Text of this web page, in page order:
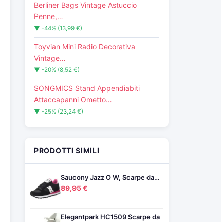
Berliner Bags Vintage Astuccio
Penne,…
▼ -44% (13,99 €)
Toyvian Mini Radio Decorativa
Vintage…
▼ -20% (8,52 €)
SONGMICS Stand Appendiabiti
Attaccapanni Ometto…
▼ -25% (23,24 €)
PRODOTTI SIMILI
Saucony Jazz O W, Scarpe da…
89,95 €
Elegantpark HC1509 Scarpe da